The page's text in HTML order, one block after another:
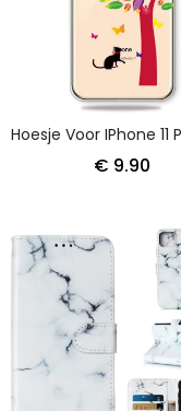
€ 9.90